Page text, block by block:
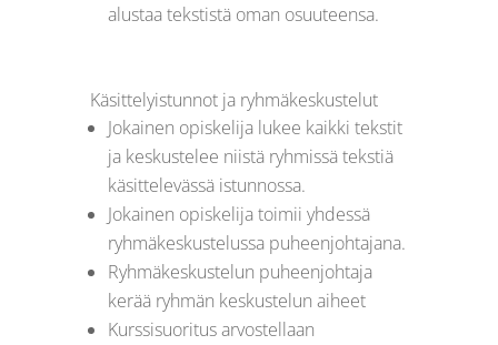
alustaa tekstistä oman osuuteensa.
Käsittelyistunnot ja ryhmäkeskustelut
Jokainen opiskelija lukee kaikki tekstit
ja keskustelee niistä ryhmissä tekstiä
käsittelevässä istunnossa.
Jokainen opiskelija toimii yhdessä
ryhmäkeskustelussa puheenjohtajana.
Ryhmäkeskustelun puheenjohtaja
kerää ryhmän keskustelun aiheet
Kurssisuoritus arvostellaan